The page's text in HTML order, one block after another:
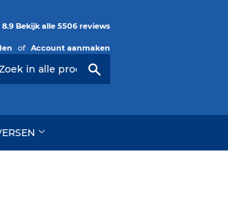
8.9 Bekijk alle 5506 reviews
of Account aanmaken